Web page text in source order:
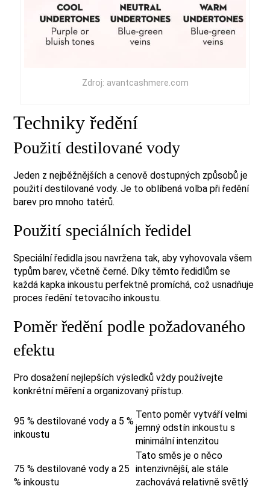
Zdroj: avantcashmere.com
Techniky ředění
Použití destilované vody
Jeden z nejběžnějších a cenově dostupných způsobů je
použití destilované vody. Je to oblíbená volba při ředění
barev pro mnoho tatérů.
Použití speciálních ředidel
Speciální ředidla jsou navržena tak, aby vyhovovala všem
typům barev, včetně černé. Díky těmto ředidlům se
každá kapka inkoustu perfektně promíchá, což usnadňuje
proces ředění tetovacího inkoustu.
Poměr ředění podle požadovaného
efektu
Pro dosažení nejlepších výsledků vždy používejte
konkrétní měření a organizovaný přístup.
95 % destilované vody a 5 %
inkoustu
Tento poměr vytváří velmi
jemný odstín inkoustu s
minimální intenzitou
75 % destilované vody a 25
% inkoustu
Tato směs je o něco
intenzivnější, ale stále
zachovává relativně světlý